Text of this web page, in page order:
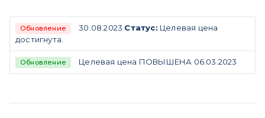
Обновление 30.08.2023 Статус: Целевая цена
достигнута.
Обновление Целевая цена ПОВЫШЕНА 06.03.2023